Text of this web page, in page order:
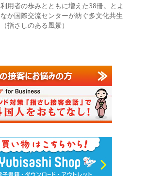
利用者の歩みとともに増えた38冊。とよ
なか国際交流センターが紡ぐ多文化共生
（指さしのある風景）